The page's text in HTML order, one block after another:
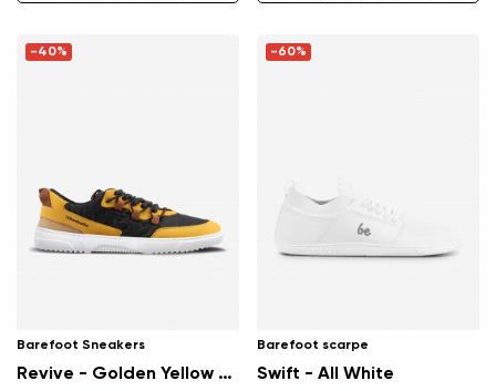
-40%
Barefoot Sneakers
Revive - Golden Yellow & Black
-60%
Barefoot scarpe
Swift - All White